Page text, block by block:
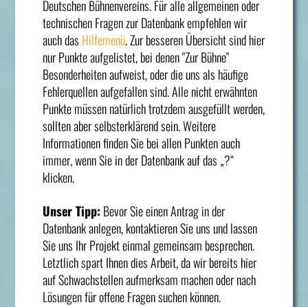
Deutschen Bühnenvereins. Für alle allgemeinen oder
technischen Fragen zur Datenbank empfehlen wir
auch das Hilfemenü. Zur besseren Übersicht sind hier
nur Punkte aufgelistet, bei denen "Zur Bühne"
Besonderheiten aufweist, oder die uns als häufige
Fehlerquellen aufgefallen sind. Alle nicht erwähnten
Punkte müssen natürlich trotzdem ausgefüllt werden,
sollten aber selbsterklärend sein. Weitere
Informationen finden Sie bei allen Punkten auch
immer, wenn Sie in der Datenbank auf das „?“
klicken.
Unser Tipp: Bevor Sie einen Antrag in der
Datenbank anlegen, kontaktieren Sie uns und lassen
Sie uns Ihr Projekt einmal gemeinsam besprechen.
Letztlich spart Ihnen dies Arbeit, da wir bereits hier
auf Schwachstellen aufmerksam machen oder nach
Lösungen für offene Fragen suchen können.